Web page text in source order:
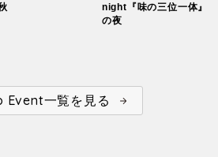
night『味の三位一体』
の夜
Event一覧を見る